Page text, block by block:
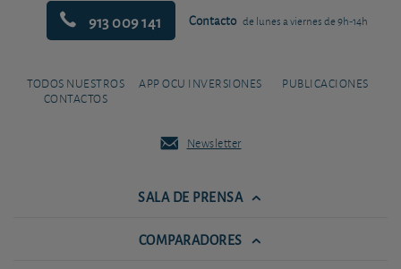
913 009 141 Contacto de lunes a viernes de 9h-14h
TODOS NUESTROS
CONTACTOS
APP OCU INVERSIONES PUBLICACIONES
Newsletter
SALA DE PRENSA
COMPARADORES